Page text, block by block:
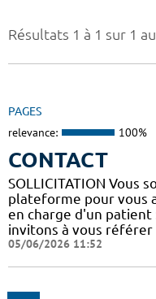
Résultats 1 à 1 sur 1
PAGES
relevance: 100%
CONTACT
SOLLICITATION Vous
plateforme pour vous
en charge d'un patient
invitons à vous
05/06/2026 11:52